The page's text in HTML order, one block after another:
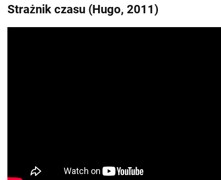
Strażnik czasu (Hugo, 2011)